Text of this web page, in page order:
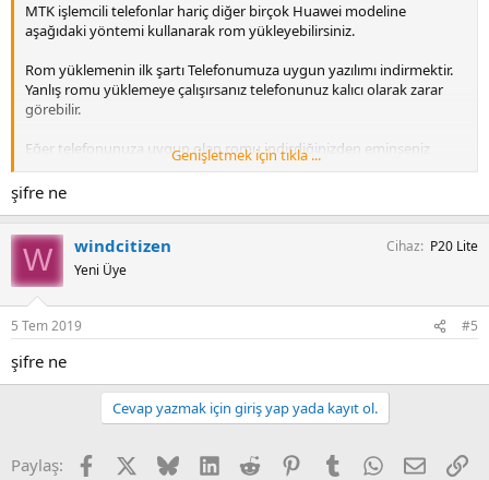
MTK işlemcili telefonlar hariç diğer birçok Huawei modeline
aşağıdaki yöntemi kullanarak rom yükleyebilirsiniz.
Rom yüklemenin ilk şartı Telefonumuza uygun yazılımı indirmektir.
Yanlış romu yüklemeye çalışırsanız telefonunuz kalıcı olarak zarar
görebilir.
Eğer telefonunuza uygun olan romu indirdiğinizden eminseniz
aşağıdaki adımları uygulayabilirsiniz.
1] : Boyutu 8 GB dan daha büyük bir SD kart hazırlayalım. Kartın
yazma ve okuma hızı Class 10 olsa iyi olur. Huawei cihazları hafıza
kartı ayırmaktadır. Onun için yazılım doğru olduğundan eminseniz
ve yükleme yapılmıyorsa o zaman hafıza kartı değiştirip deneyin.
2]: SD kartını Xfat olarak biçimlendirme yapın.
3] : UPDATA.APP (indirdiğimiz dosya) dload klasörü oluşturup içine
klasörünün içinde olmalıdır.
Genişletmek için tıkla ...
şifre ne
W windcitizen
Yeni Üye
Cihaz P20 Lite
5 Tem 2019 #5
şifre ne
Cevap yazmak için giriş yap yada kayıt ol.
Paylaş: Facebook BlueskyLinkedInReddit PinterestTumblr WhatsApp
E-posta